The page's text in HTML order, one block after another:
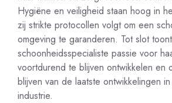
Hygiëne en veiligheid staan hoog in
zij strikte protocollen volgt om een
omgeving te garanderen. Tot slot
schoonheidsspecialiste passie voor
voortdurend te blijven ontwikkelen en
blijven van de laatste ontwikkelingen
industrie.